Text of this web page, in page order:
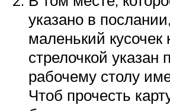
указано в
маленький кусочек
стрелочкой указан
рабочему столу
Чтоб прочесть